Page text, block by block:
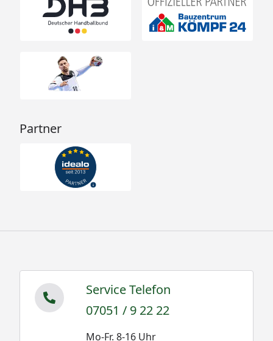
Partner
Service Telefon
07051 / 9 22 22
Mo-Fr. 8-16 Uhr